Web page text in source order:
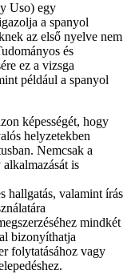
Uso) egy
a spanyol
az első nyelve nem
és
ez a vizsga
például a spanyol
képességét, hogy
helyzetekben
Nemcsak a
is
hallgatás, valamint írás
mindkét
bizonyíthatja
folytatásához vagy